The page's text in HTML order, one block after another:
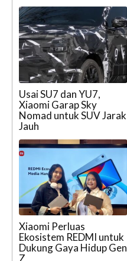
Usai SU7 dan YU7,
Xiaomi Garap Sky
Nomad untuk SUV Jarak
Jauh
Xiaomi Perluas
Ekosistem REDMI untuk
Dukung Gaya Hidup Gen